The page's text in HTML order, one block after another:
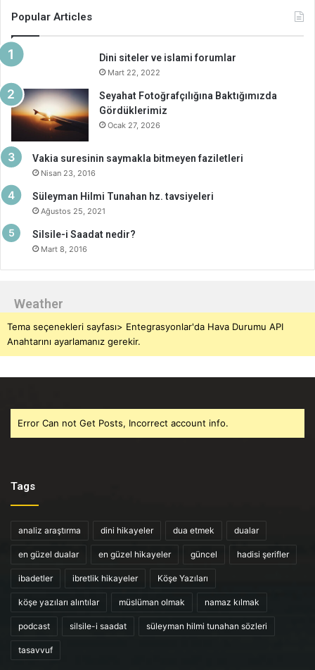
Popular Articles
Dini siteler ve islami forumlar
Mart 22, 2022
Seyahat Fotoğrafçılığına Baktığımızda
Gördüklerimiz
Ocak 27, 2026
Vakia suresinin saymakla bitmeyen faziletleri
Nisan 23, 2016
Süleyman Hilmi Tunahan hz. tavsiyeleri
Ağustos 25, 2021
Silsile-i Saadat nedir?
Mart 8, 2016
Weather
Tema seçenekleri sayfası> Entegrasyonlar'da Hava Durumu API
Anahtarını ayarlamanız gerekir.
Error Can not Get Posts, Incorrect account info.
Tags
analiz araştırma dini hikayeler dua etmek dualar
en güzel dualar en güzel hikayeler güncel hadisi şerifler
ibadetler ibretlik hikayeler Köşe Yazıları
köşe yazıları alıntılar müslüman olmak namaz kılmak
podcast silsile-i saadat süleyman hilmi tunahan sözleri
tasavvuf